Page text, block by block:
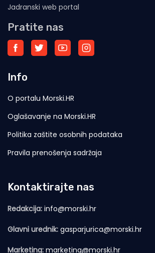
Jadranski web portal
Pratite nas
Info
O portalu Morski.HR
Oglašavanje na Morski.HR
Politika zaštite osobnih podataka
Pravila prenošenja sadržaja
Kontaktirajte nas
Redakcija: info@morski.hr
Glavni urednik: gasparjurica@morski.hr
Marketing: marketing@morski.hr